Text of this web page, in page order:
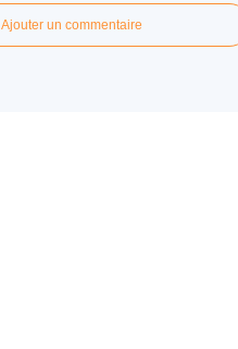
Ajouter un commentaire